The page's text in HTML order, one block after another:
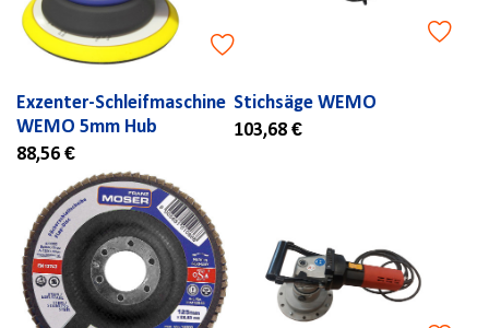
Exzenter-Schleifmaschine
WEMO 5mm Hub
88,56 €
Stichsäge WEMO
103,68 €